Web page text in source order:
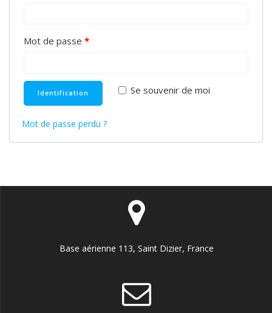
Mot de passe *
Se souvenir de moi
Identification
Mot de passe perdu ?
Base aérienne 113, Saint Dizier, France